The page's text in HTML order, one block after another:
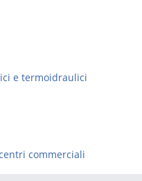
e termoidraulici
commerciali